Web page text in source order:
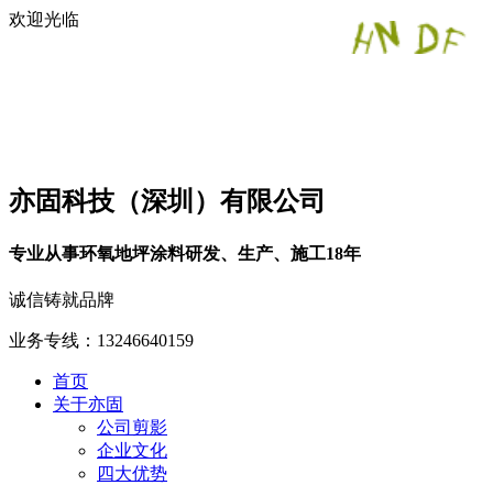
欢迎光临
亦固科技（深圳）有限公司
专业从事环氧地坪涂料研发、生产、施工18年
诚信铸就品牌
业务专线：13246640159
首页
关于亦固
公司剪影
企业文化
四大优势